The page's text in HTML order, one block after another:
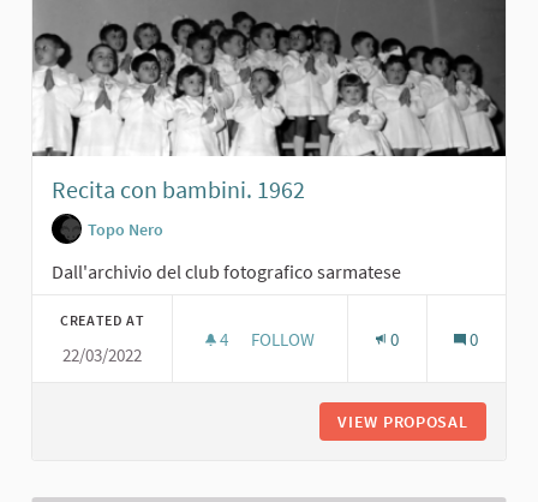
Recita con bambini. 1962
Topo Nero
Dall'archivio del club fotografico sarmatese
CREATED AT
22/03/2022
4 4 FOLLOWERS
FOLLOW 0 0
VIEW PROPOSAL